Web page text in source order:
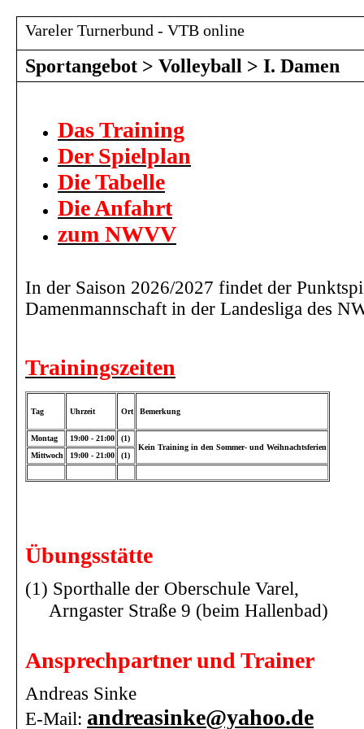
Vareler Turnerbund - VTB online
Sportangebot > Volleyball > I. Damen
Das Training
Der Spielplan
Die Tabelle
Die Anfahrt
zum NWVV
In der Saison 2026/2027 findet der
Damenmannschaft in der Landesliga des
Trainingszeiten
Tag Uhrzeit Ort Bemerkung
Montag 19:00 - 21:00
(1)
Kein Training in den Sommer- und Weihnachtsferien
Mittwoch
19:00 - 21:00 (1)
Übungsstätte
(1) Sporthalle der Oberschule Varel,
Arngaster Straße 9 (beim Hallenbad)
Ansprechpartner und Trainer
Andreas Sinke
E-Mail: andreasinke@yahoo.de